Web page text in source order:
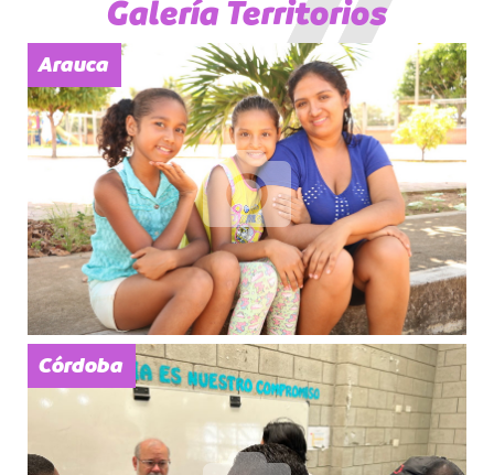
Galería Territorios
Arauca
Córdoba